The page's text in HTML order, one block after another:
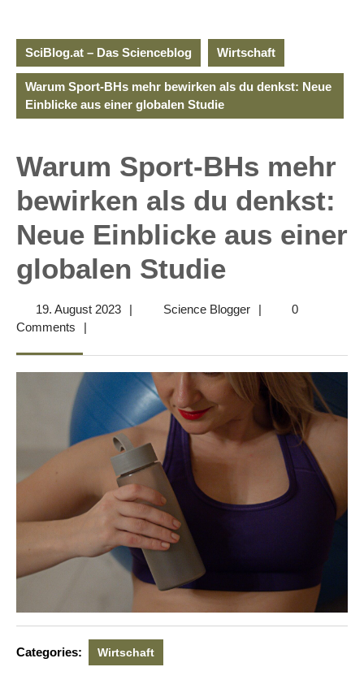
SciBlog.at – Das Scienceblog Wirtschaft
Warum Sport-BHs mehr bewirken als du denkst: Neue
Einblicke aus einer globalen Studie
Warum Sport-BHs mehr
bewirken als du denkst:
Neue Einblicke aus einer
globalen Studie
19. August 202319.| Science BloggerScience
|
0
Comments
|
Categories: Wirtschaft